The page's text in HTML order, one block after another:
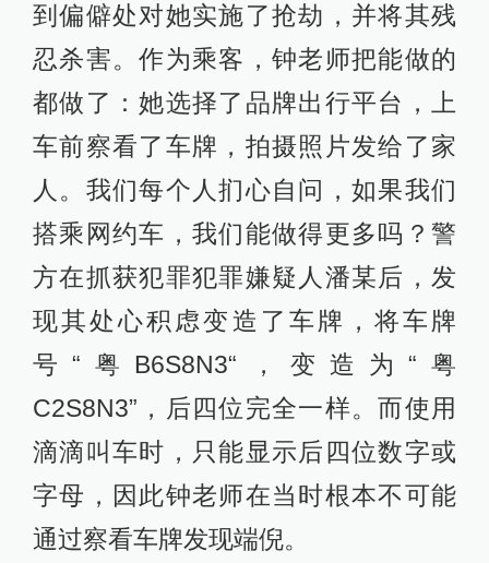
到偏僻处对她实施了抢劫，并将其残
忍杀害。作为乘客，钟老师把能做的
都做了：她选择了品牌出行平台，上
车前察看了车牌，拍摄照片发给了家
人。我们每个人扪心自问，如果我们
搭乘网约车，我们能做得更多吗？警
方在抓获犯罪犯罪嫌疑人潘某后，发
现其处心积虑变造了车牌，将车牌
号“粤B6S8N3“，变造为“粤
C2S8N3”，后四位完全一样。而使用
滴滴叫车时，只能显示后四位数字或
字母，因此钟老师在当时根本不可能
通过察看车牌发现端倪。